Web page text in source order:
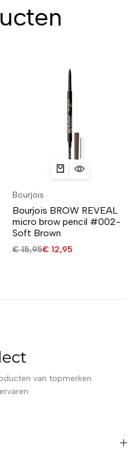
Bourjois
Bourjois BROW REVEAL
micro brow pencil #002-
Soft Brown
€15,95€ 12,95
van topmerken